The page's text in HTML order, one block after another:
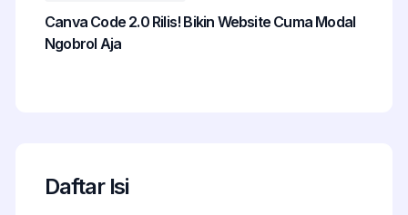
Canva Code 2.0 Rilis! Bikin Website Cuma Modal
Ngobrol Aja
Daftar Isi